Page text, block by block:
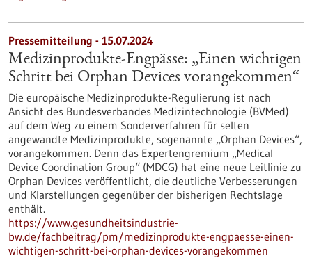
Pressemitteilung - 15.07.2024
Medizinprodukte-Engpässe: „Einen wichtigen
Schritt bei Orphan Devices vorangekommen“
Die europäische Medizinprodukte-Regulierung ist nach
Ansicht des Bundesverbandes Medizintechnologie (BVMed)
auf dem Weg zu einem Sonderverfahren für selten
angewandte Medizinprodukte, sogenannte „Orphan Devices“,
vorangekommen. Denn das Expertengremium „Medical
Device Coordination Group“ (MDCG) hat eine neue Leitlinie zu
Orphan Devices veröffentlicht, die deutliche Verbesserungen
und Klarstellungen gegenüber der bisherigen Rechtslage
enthält.
https://www.gesundheitsindustrie-
bw.de/fachbeitrag/pm/medizinprodukte-engpaesse-einen-
wichtigen-schritt-bei-orphan-devices-vorangekommen